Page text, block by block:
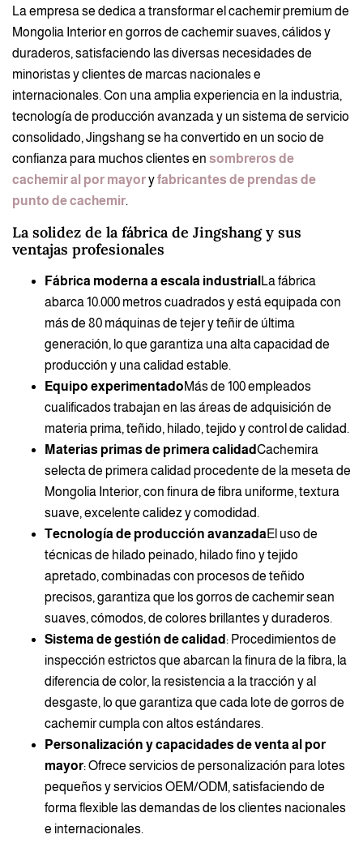
La empresa se dedica a transformar el cachemir premium de
Mongolia Interior en gorros de cachemir suaves, cálidos y
duraderos, satisfaciendo las diversas necesidades de
minoristas y clientes de marcas nacionales e
internacionales. Con una amplia experiencia en la industria,
tecnología de producción avanzada y un sistema de servicio
consolidado, Jingshang se ha convertido en un socio de
confianza para muchos clientes en sombreros de
cachemir al por mayoryfabricantes de prendas de
punto de cachemir.
La solidez de la fábrica de Jingshang y sus
ventajas profesionales
Fábrica moderna a escala industrial La fábrica
abarca 10.000 metros cuadrados y está equipada con
más de 80 máquinas de tejer y teñir de última
generación, lo que garantiza una alta capacidad de
producción y una calidad estable.
Equipo experimentadoMás de 100 empleados
cualificados trabajan en las áreas de adquisición de
materia prima, teñido, hilado, tejido y control de calidad.
Materias primas de primera calidadCachemira
selecta de primera calidad procedente de la meseta de
Mongolia Interior, con finura de fibra uniforme, textura
suave, excelente calidez y comodidad.
Tecnología de producción avanzadaEl uso de
técnicas de hilado peinado, hilado fino y tejido
apretado, combinadas con procesos de teñido
precisos, garantiza que los gorros de cachemir sean
suaves, cómodos, de colores brillantes y duraderos.
Sistema de gestión de calidad : Procedimientos de
inspección estrictos que abarcan la finura de la fibra, la
diferencia de color, la resistencia a la tracción y al
desgaste, lo que garantiza que cada lote de gorros de
cachemir cumpla con altos estándares.
Personalización y capacidades de venta al por
mayor: Ofrece servicios de personalización para lotes
pequeños y servicios OEM/ODM, satisfaciendo de
forma flexible las demandas de los clientes nacionales
e internacionales.